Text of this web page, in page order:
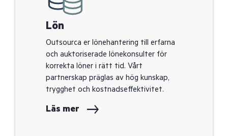
Lön
Outsourca er lönehantering till erfarna
och auktoriserade lönekonsulter för
korrekta löner i rätt tid. Vårt
partnerskap präglas av hög kunskap,
trygghet och kostnadseffektivitet.
Läs mer